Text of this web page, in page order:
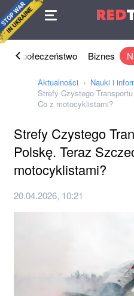
RED
Umowa
Społeczeństwo Biznes
Aktualności
Nauki i
Strefy Czystego
Co z motocyklistami?
Strefy Czystego
Polskę. Teraz
motocyklistami?
20.04.2026, 10:21